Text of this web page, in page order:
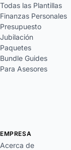
Todas las Plantillas
Finanzas Personales
Presupuesto
Jubilación
Paquetes
Bundle Guides
Para Asesores
EMPRESA
Acerca de